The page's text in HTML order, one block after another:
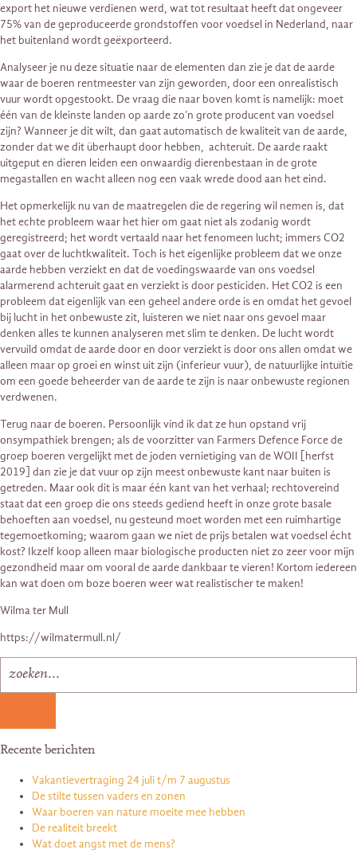
export het nieuwe verdienen werd, wat tot resultaat heeft dat ongeveer
75% van de geproduceerde grondstoffen voor voedsel in Nederland, naar
het buitenland wordt geëxporteerd.
Analyseer je nu deze situatie naar de elementen dan zie je dat de aarde
waar de boeren rentmeester van zijn geworden, door een onrealistisch
vuur wordt opgestookt. De vraag die naar boven komt is namelijk: moet
één van de kleinste landen op aarde zo’n grote producent van voedsel
zijn? Wanneer je dit wilt, dan gaat automatisch de kwaliteit van de aarde,
zonder dat we dit überhaupt door hebben, achteruit. De aarde raakt
uitgeput en dieren leiden een onwaardig dierenbestaan in de grote
megastallen en wacht alleen nog een vaak wrede dood aan het eind.
Het opmerkelijk nu van de maatregelen die de regering wil nemen is, dat
het echte probleem waar het hier om gaat niet als zodanig wordt
geregistreerd; het wordt vertaald naar het fenomeen lucht; immers CO2
gaat over de luchtkwaliteit. Toch is het eigenlijke probleem dat we onze
aarde hebben verziekt en dat de voedingswaarde van ons voedsel
alarmerend achteruit gaat en verziekt is door pesticiden. Het CO2 is een
probleem dat eigenlijk van een geheel andere orde is en omdat het gevoel
bij lucht in het onbewuste zit, luisteren we niet naar ons gevoel maar
denken alles te kunnen analyseren met slim te denken. De lucht wordt
vervuild omdat de aarde door en door verziekt is door ons allen omdat we
alleen maar op groei en winst uit zijn (inferieur vuur), de natuurlijke intuïtie
om een goede beheerder van de aarde te zijn is naar onbewuste regionen
verdwenen.
Terug naar de boeren. Persoonlijk vind ik dat ze hun opstand vrij
onsympathiek brengen; als de voorzitter van Farmers Defence Force de
groep boeren vergelijkt met de joden vernietiging van de WOII [herfst
2019] dan zie je dat vuur op zijn meest onbewuste kant naar buiten is
getreden. Maar ook dit is maar één kant van het verhaal; rechtovereind
staat dat een groep die ons steeds gediend heeft in onze grote basale
behoeften aan voedsel, nu gesteund moet worden met een ruimhartige
tegemoetkoming; waarom gaan we niet de prijs betalen wat voedsel écht
kost? Ikzelf koop alleen maar biologische producten niet zo zeer voor mijn
gezondheid maar om vooral de aarde dankbaar te vieren! Kortom iedereen
kan wat doen om boze boeren weer wat realistischer te maken!
Wilma ter Mull
https://wilmatermull.nl/
Recente berichten
Vakantievertraging 24 juli t/m 7 augustus
De stilte tussen vaders en zonen
Waar boeren van nature moeite mee hebben
De realiteit breekt
Wat doet angst met de mens?